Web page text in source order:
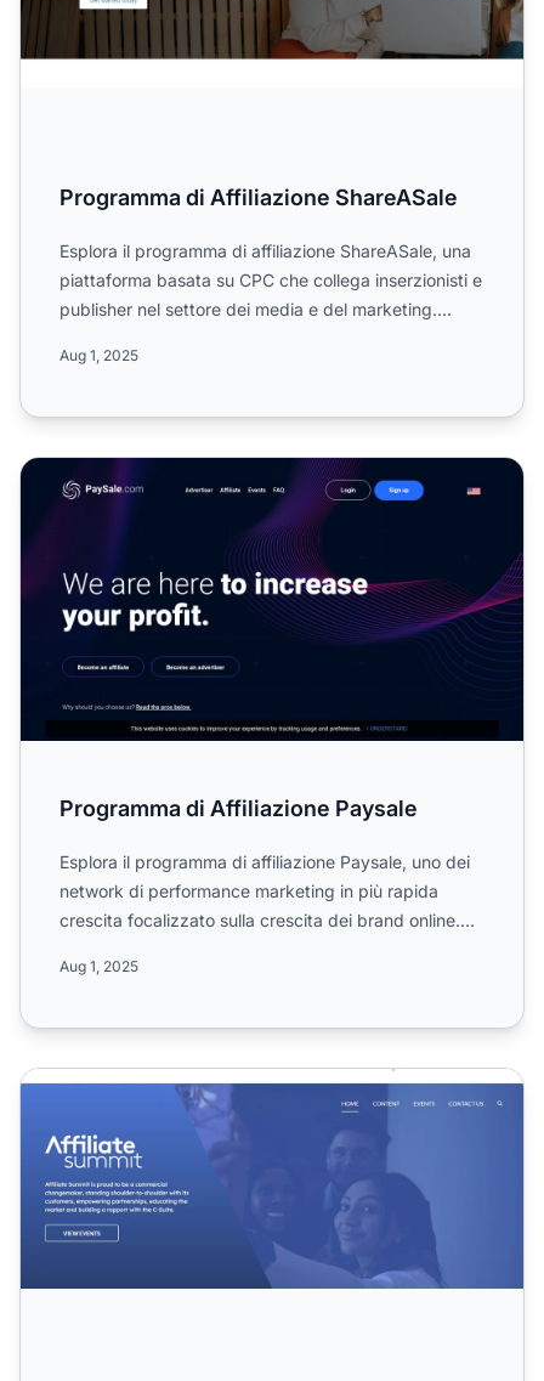
Programma di Affiliazione ShareASale
Esplora il programma di affiliazione ShareASale, una
piattaforma basata su CPC che collega inserzionisti e
publisher nel settore dei media e del marketing.
Aug 1, 2025
Programma di Affiliazione Paysale
Programma di Affiliazione Paysale
Esplora il programma di affiliazione Paysale, uno dei
network di performance marketing in più rapida
crescita focalizzato sulla crescita dei brand online.
Aug 1, 2025
Programma di affiliazione Affiliate Summit